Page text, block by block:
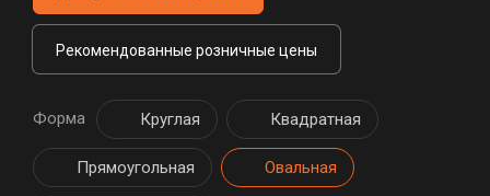
Рекомендованные розничные цены
Форма Круглая Квадратная
Прямоугольная Овальная